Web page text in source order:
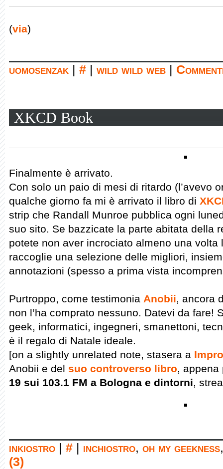
(via)
uomosenzak # wild wild web
XKCD Book
Finalmente è arrivato.
Con solo un paio di mesi di ritardo (l’avevo
qualche giorno fa mi è arrivato il libro di
strip che Randall Munroe pubblica ogni
suo sito. Se bazzicate la parte abitata della
potete non aver incrociato almeno una
raccoglie una selezione delle migliori,
annotazioni (spesso a prima vista
Purtroppo, come testimonia Anobii, ancora
non l’ha comprato nessuno. Datevi da fare!
geek, informatici, ingegneri, smanettoni,
è il regalo di Natale ideale.
[on a slightly unrelated note, stasera a
Anobii e del suo controverso libro, appena
19 sui 103.1 FM a Bologna e dintorni,
inkiostro # inchiostro, oh my geekness
(3)